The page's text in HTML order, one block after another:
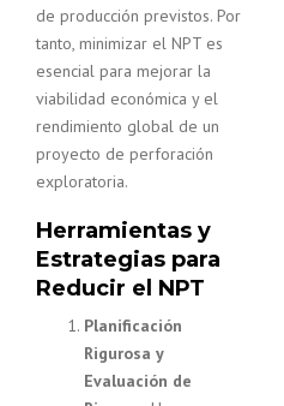
de producción previstos. Por
tanto, minimizar el NPT es
esencial para mejorar la
viabilidad económica y el
rendimiento global de un
proyecto de perforación
exploratoria.
Herramientas y
Estrategias para
Reducir el NPT
Planificación
Rigurosa y
Evaluación de